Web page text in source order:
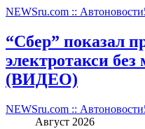
NEWSru.com :: Автоновости
“Сбер” показал
электротакси без
(ВИДЕО)
NEWSru.com :: Автоновости
Август 2026